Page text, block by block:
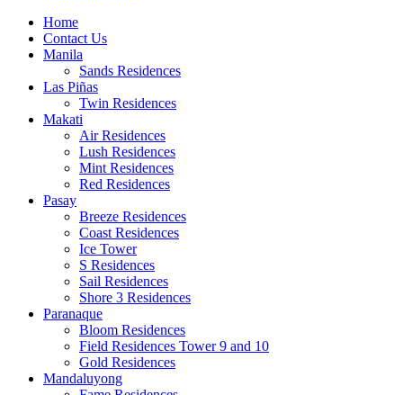
Home
Contact Us
Manila
Sands Residences
Las Piñas
Twin Residences
Makati
Air Residences
Lush Residences
Mint Residences
Red Residences
Pasay
Breeze Residences
Coast Residences
Ice Tower
S Residences
Sail Residences
Shore 3 Residences
Paranaque
Bloom Residences
Field Residences Tower 9 and 10
Gold Residences
Mandaluyong